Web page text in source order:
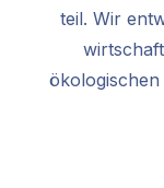
teil. Wir